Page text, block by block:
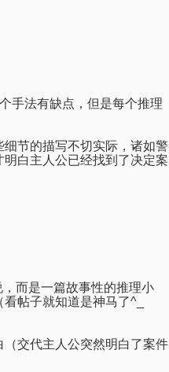
手法有缺点，但是每个推理
节的描写不切实际，诸如警
白主人公已经找到了决定案
而是一篇故事性的推理小
帖子就知道是神马了^_
交代主人公突然明白了案件